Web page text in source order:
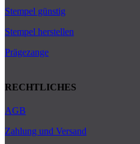
Stempel günstig
Stempel herstellen
Prägezange
RECHTLICHES
AGB
Zahlung und Versand